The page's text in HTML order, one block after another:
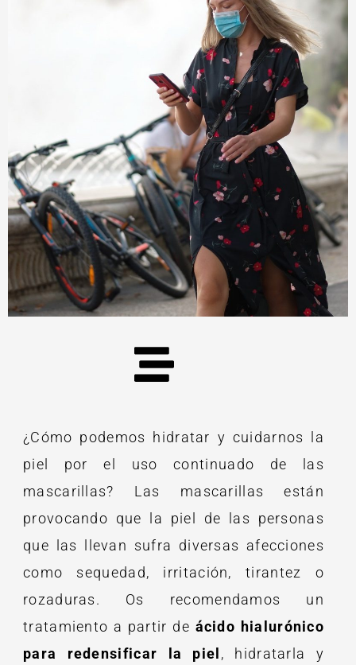
¿Cómo podemos hidratar y cuidarnos la
piel por el uso continuado de las
mascarillas? Las mascarillas están
provocando que la piel de las personas
que las llevan sufra diversas afecciones
como sequedad, irritación, tirantez o
rozaduras. Os recomendamos un
tratamiento a partir de ácido hialurónico
para redensificar la piel, hidratarla y